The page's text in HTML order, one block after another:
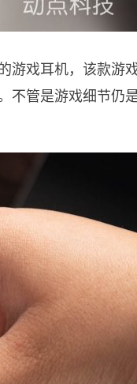
游戏耳机，该款游
不管是游戏细节仍